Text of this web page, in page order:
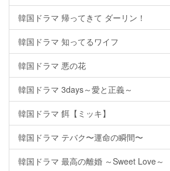
韓国ドラマ 帰ってきて ダーリン！
韓国ドラマ 知ってるワイフ
韓国ドラマ 悪の花
韓国ドラマ 3days～愛と正義～
韓国ドラマ 餌【ミッキ】
韓国ドラマ テバク〜運命の瞬間〜
韓国ドラマ 最高の離婚 ～Sweet Love～